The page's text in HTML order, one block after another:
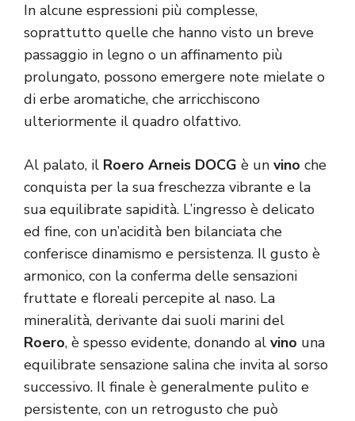
In alcune espressioni più complesse,
soprattutto quelle che hanno visto un breve
passaggio in legno o un affinamento più
prolungato, possono emergere note mielate o
di erbe aromatiche, che arricchiscono
ulteriormente il quadro olfattivo.
Al palato, il Roero Arneis DOCG è un vino che
conquista per la sua freschezza vibrante e la
sua equilibrate sapidità. L’ingresso è delicato
ed fine, con un’acidità ben bilanciata che
conferisce dinamismo e persistenza. Il gusto è
armonico, con la conferma delle sensazioni
fruttate e floreali percepite al naso. La
mineralità, derivante dai suoli marini del
Roero, è spesso evidente, donando al vino una
equilibrate sensazione salina che invita al sorso
successivo. Il finale è generalmente pulito e
persistente, con un retrogusto che può